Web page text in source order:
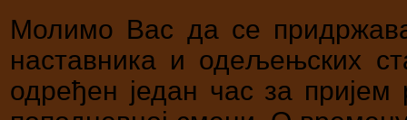
Молимо Вас да се
наставника и одељењских
одређен један час за